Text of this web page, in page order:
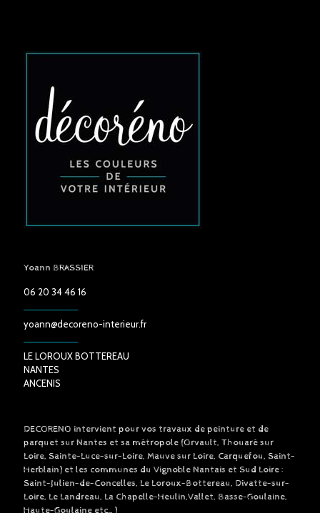
Yoann BRASSIER
06 20 34 46 16
yoann@decoreno-interieur.fr
LE LOROUX BOTTEREAU
NANTES
ANCENIS
DECORENO intervient pour vos travaux de peinture et de
parquet sur Nantes et sa métropole (Orvault, Thouaré sur
Loire, Sainte-Luce-sur-Loire, Mauve sur Loire, Carquefou, Saint-
Herblain) et les communes du Vignoble Nantais et Sud Loire :
Saint-Julien-de-Concelles, Le Loroux-Bottereau, Divatte-sur-
Loire, Le Landreau, La Chapelle-Heulin,Vallet, Basse-Goulaine,
Haute-Goulaine etc…)